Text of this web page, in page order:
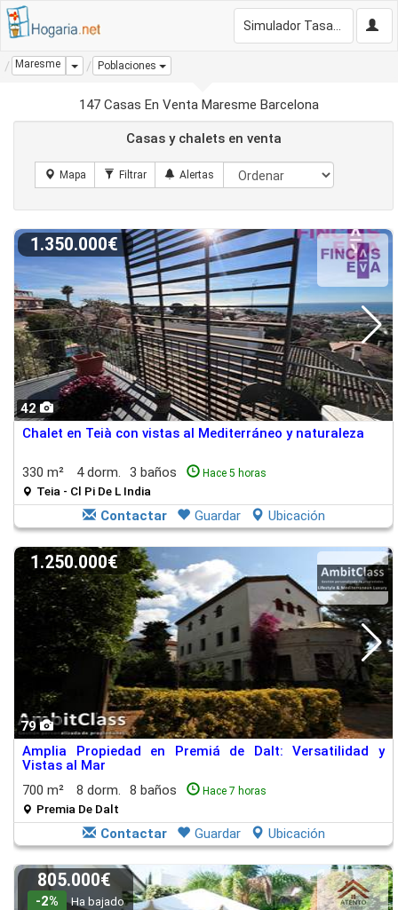
Maresme Dropdown
Poblaciones
147 Casas En Venta Maresme Barcelona
Casas y chalets en venta
42
1.350.000€
Chalet en Teià con vistas al Mediterráneo y naturaleza
330 m² 4 dorm. 3 baños Hace 5 horas
Teia - Cl Pi De L India
Contactar Guardar Ubicación
79
1.250.000€
Amplia Propiedad en Premiá de Dalt: Versatilidad y
Vistas al Mar
700 m²
8 dorm. 8 baños Hace 7 horas
Premia De Dalt
Contactar Guardar Ubicación
805.000€
-2%
Ha bajado